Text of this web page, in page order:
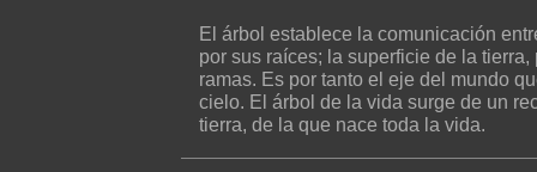
El árbol establece la comunicación
por sus raíces; la superficie de la
ramas. Es por tanto el eje del mundo
cielo. El árbol de la vida surge de un
tierra, de la que nace toda la vida.